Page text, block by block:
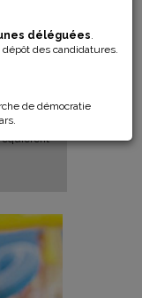
déléguées.
dépôt des candidatures.
de démocratie
des
les
peuvent